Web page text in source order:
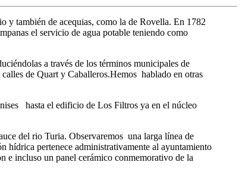
y también de acequias, como la de Rovella. En 1782
el servicio de agua potable teniendo como
a través de los términos municipales de
de Quart y Caballeros.Hemos hablado en otras
hasta el edificio de Los Filtros ya en el núcleo
del rio Turia. Observaremos una larga línea de
hídrica pertenece administrativamente al ayuntamiento
e incluso un panel cerámico conmemorativo de la